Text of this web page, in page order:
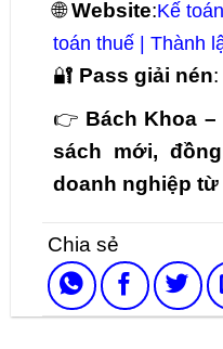
🌐Website:Kế
toán thuế | Thành
🔐 Pass giải nén
👉 Bách Khoa
sách mới,
doanh nghiệp từ